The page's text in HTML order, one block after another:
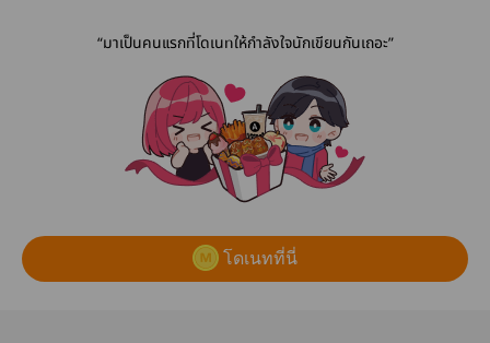
“มาเป็นคนแรกที่โดเนทให้กำลังใจนักเขียนกันเถอะ”
โดเนทที่นี่